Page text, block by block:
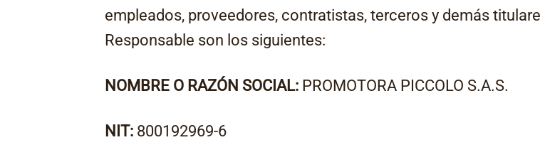
empleados, proveedores, contratistas, terceros y demás
Responsable son los siguientes:
NOMBRE O RAZÓN SOCIAL: PROMOTORA PICCOLO S.A.S.
NIT: 800192969-6